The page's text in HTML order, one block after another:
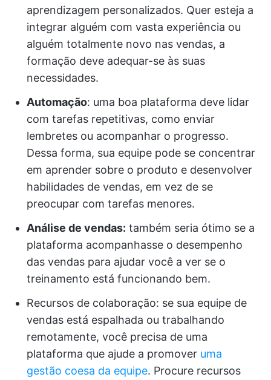
aprendizagem personalizados. Quer esteja a
integrar alguém com vasta experiência ou
alguém totalmente novo nas vendas, a
formação deve adequar-se às suas
necessidades.
Automação: uma boa plataforma deve lidar
com tarefas repetitivas, como enviar
lembretes ou acompanhar o progresso.
Dessa forma, sua equipe pode se concentrar
em aprender sobre o produto e desenvolver
habilidades de vendas, em vez de se
preocupar com tarefas menores.
Análise de vendas: também seria ótimo se a
plataforma acompanhasse o desempenho
das vendas para ajudar você a ver se o
treinamento está funcionando bem.
Recursos de colaboração: se sua equipe de
vendas está espalhada ou trabalhando
remotamente, você precisa de uma
plataforma que ajude a promover uma
gestão coesa da equipe. Procure recursos